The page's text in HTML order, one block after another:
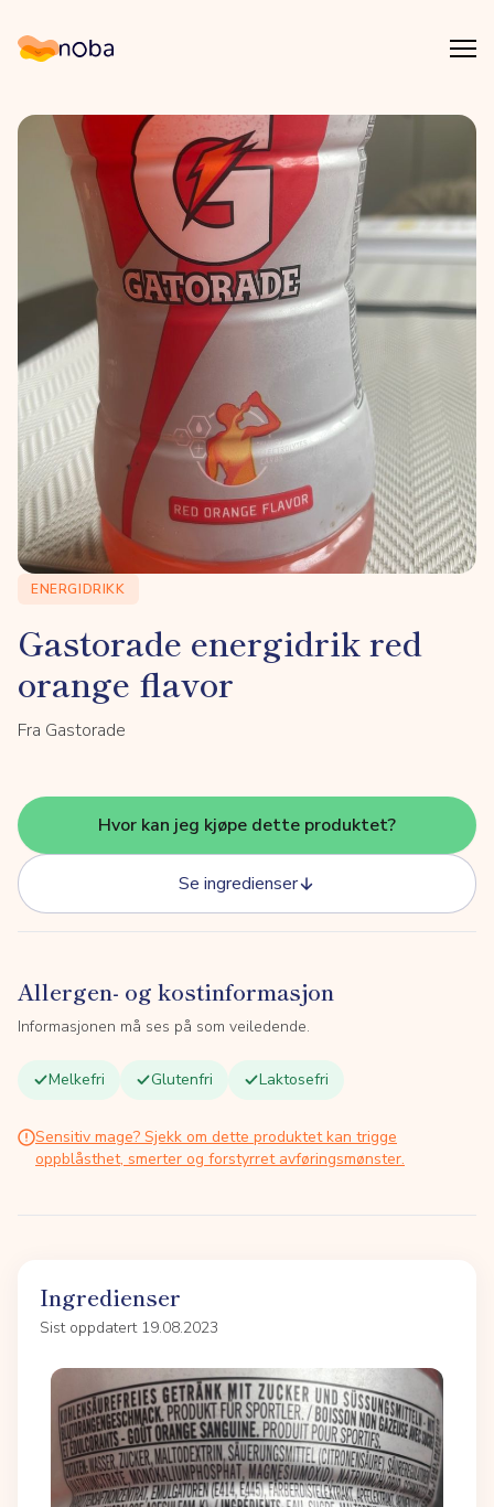
Noba
ENERGIDRIKK
Gastorade energidrik red
orange flavor
Fra Gastorade
Hvor kan jeg kjøpe dette produktet?
Se ingredienser
Allergen- og kostinformasjon
Informasjonen må ses på som veiledende.
Melkefri Glutenfri Laktosefri
Sensitiv mage? Sjekk om dette produktet kan trigge
oppblåsthet, smerter og forstyrret avføringsmønster.
Ingredienser
Sist oppdatert 19.08.2023